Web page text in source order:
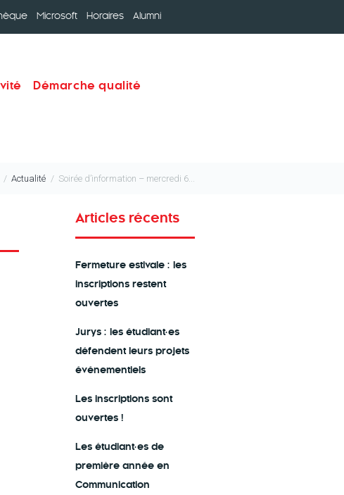
Microsoft Horaires Alumni
Démarche qualité
Actualité Soirée d’information – mercredi 6...
Articles récents
Fermeture estivale : les
inscriptions restent
ouvertes
Jurys : les étudiant·es
défendent leurs projets
événementiels
Les inscriptions sont
ouvertes !
Les étudiant·es de
première année en
Communication